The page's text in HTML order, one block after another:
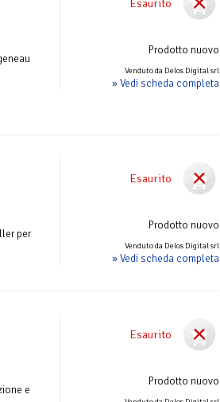
Esaurito
Prodotto nuovo
Venduto da Delos Digital srl
» Vedi scheda completa
Esaurito
Prodotto nuovo
Venduto da Delos Digital srl
» Vedi scheda completa
per
Esaurito
Prodotto nuovo
e